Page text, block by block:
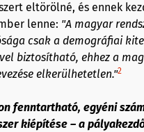
eltörölné, és ennek
lenne: "A magyar
csak a demográfiai
biztosítható, ehhez a
elkerülhetetlen."2
fenntartható, egyéni
kiépítése – a